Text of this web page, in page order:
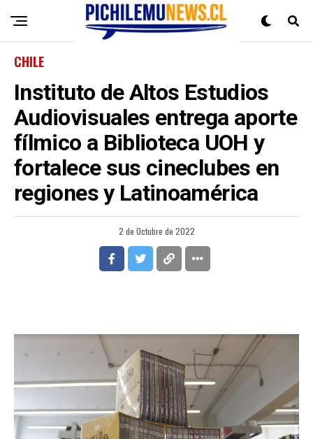
CHILE
Instituto de Altos Estudios
Audiovisuales entrega aporte
fílmico a Biblioteca UOH y
fortalece sus cineclubes en
regiones y Latinoamérica
2 de Octubre de 2022